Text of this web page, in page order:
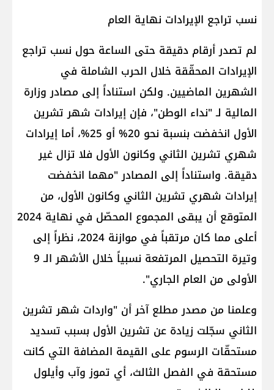
نسب تراجع الإيرادات نهاية العام
لم تصدر أرقام دقيقة حتى الساعة حول نسب تراجع
الإيرادات المحقّقة خلال الحرب الشاملة في
الشهرين الماضيين. ولكن استناداً إلى مصادر وزارة
المالية لـ "نداء الوطن"، فإن إيرادات شهر تشرين
الأول انخفضت بنسبة نحو 20% أو 25%، أما إيرادات
شهري تشرين الثاني وكانون الأول فلا تزال غير
دقيقة. واستناداً إلى المصادر "مهما انخفضت
إيرادات شهري تشرين الثاني وكانون الأول، من
المتوقع أن يبقى المجموع المحصّل في نهاية 2024
أعلى مما كان مرتقباً في موازنة 2024، نظراً إلى
وتيرة التحصيل المرتفعة نسبياً خلال الأشهر الـ 9
الأولى من العام الجاري".
وعلمنا من مصدر مطلع آخر أن "واردات شهر تشرين
الثاني سجّلت زيادة عن تشرين الأول بسبب تسديد
مستحقّات الرسوم على القيمة المضافة التي كانت
مستحقة في الفصل الثالث، أي تموز وآب وأيلول